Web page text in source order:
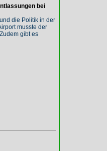
bei
die Politik in der
musste der
gibt es